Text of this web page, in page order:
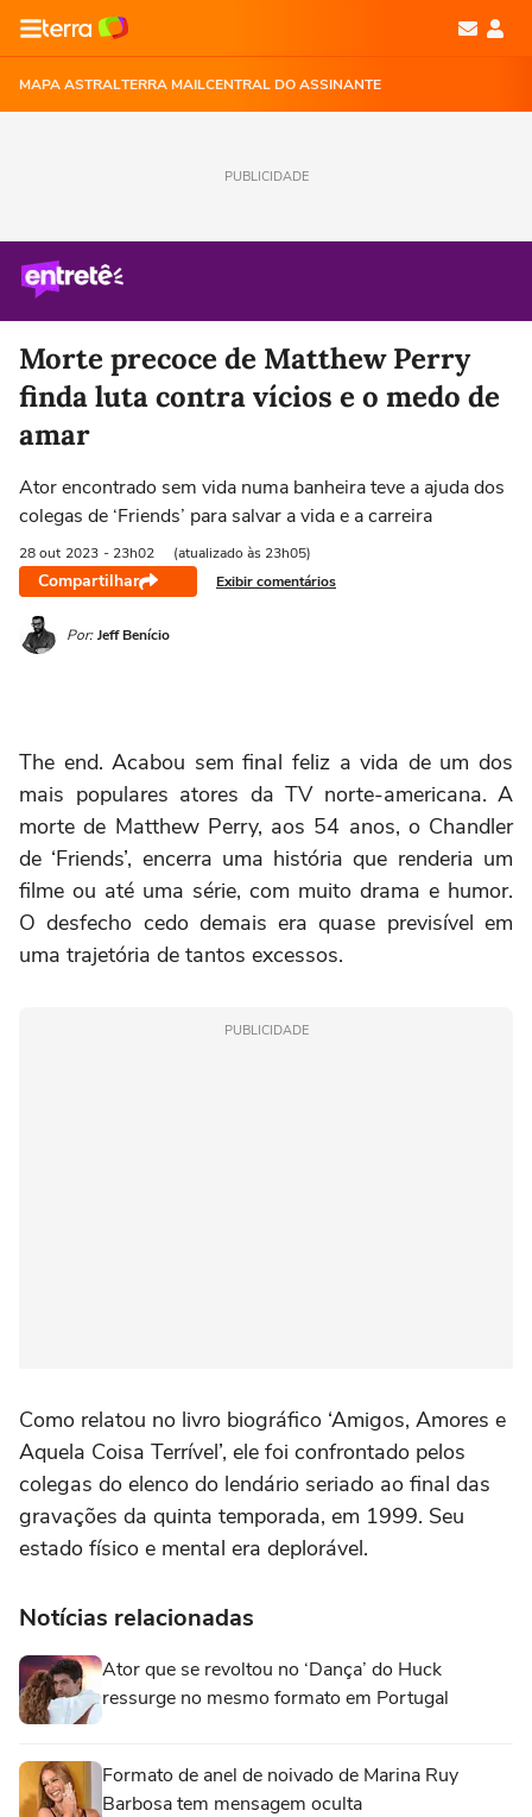
MAPA ASTRALTERRA MAILCENTRAL DO ASSINANTE
PUBLICIDADE
Morte precoce de Matthew Perry
finda luta contra vícios e o medo de
amar
Ator encontrado sem vida numa banheira teve a ajuda dos
colegas de ‘Friends’ para salvar a vida e a carreira
28 out 2023 - 23h02 (atualizado às 23h05)
Compartilhar Exibir comentários
Por: Jeff Benício
The end. Acabou sem final feliz a vida de um dos
mais populares atores da TV norte-americana. A
morte de Matthew Perry, aos 54 anos, o Chandler
de ‘Friends’, encerra uma história que renderia um
filme ou até uma série, com muito drama e humor.
O desfecho cedo demais era quase previsível em
uma trajetória de tantos excessos.
PUBLICIDADE
Como relatou no livro biográfico ‘Amigos, Amores e
Aquela Coisa Terrível’, ele foi confrontado pelos
colegas do elenco do lendário seriado ao final das
gravações da quinta temporada, em 1999. Seu
estado físico e mental era deplorável.
Notícias relacionadas
Ator que se revoltou no ‘Dança’ do Huck
ressurge no mesmo formato em Portugal
Formato de anel de noivado de Marina Ruy
Barbosa tem mensagem oculta